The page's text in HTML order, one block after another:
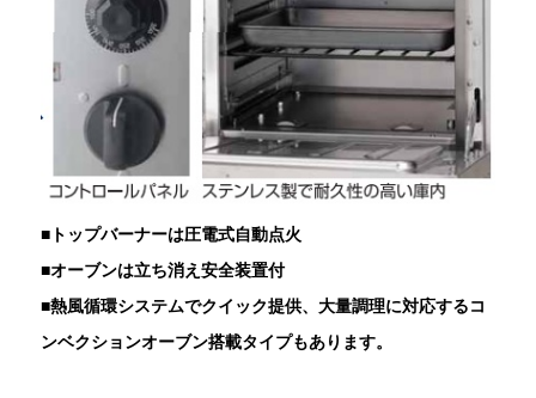
■ トップバーナーは圧電式自動点火
■オーブンは立ち消え安全装置付
■熱風循環システムでクイック提供、大量調理に対応するコ
ンベクションオーブン搭載タイプもあります。